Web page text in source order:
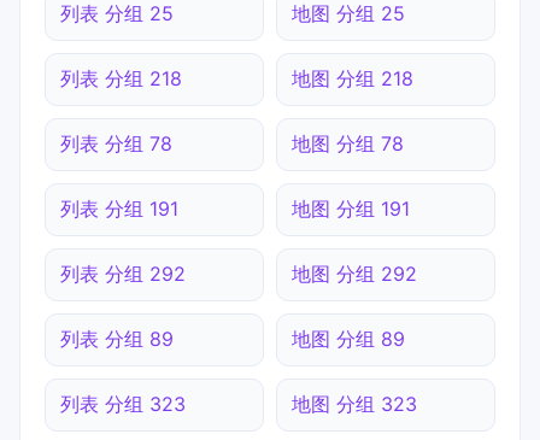
列表 分组 25 地图 分组 25
列表 分组 218 地图 分组 218
列表 分组 78 地图 分组 78
列表 分组 191 地图 分组 191
列表 分组 292 地图 分组 292
列表 分组 89 地图 分组 89
列表 分组 323 地图 分组 323